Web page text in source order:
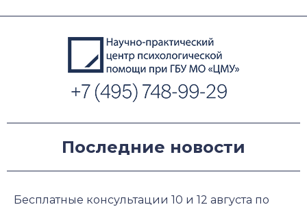
Последние новости
Бесплатные консультации 10 и 12 августа по